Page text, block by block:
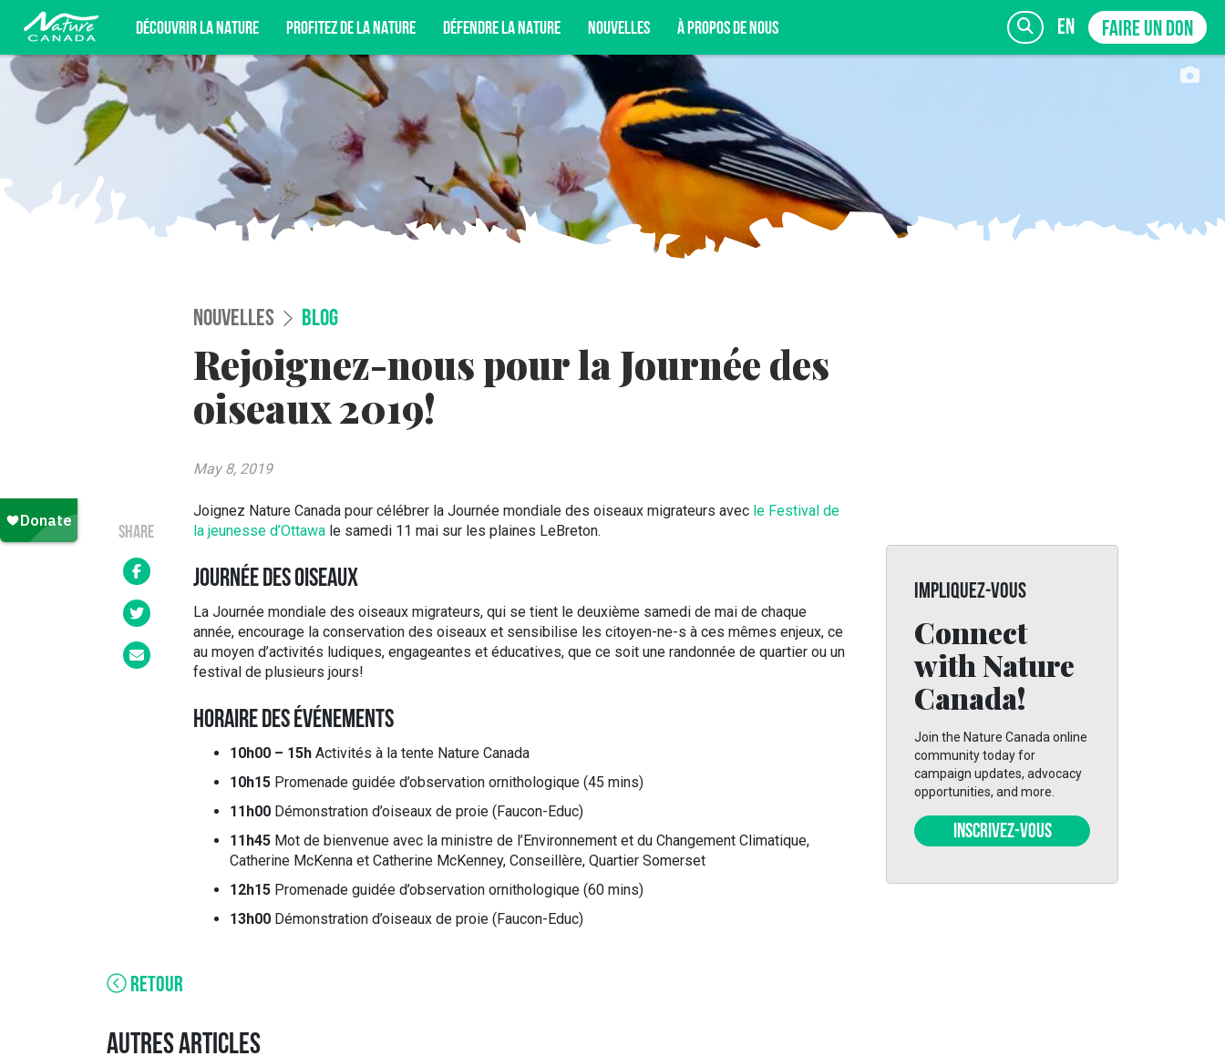
DÉCOUVRIR LA NATURE PROFITEZ DE LA NATURE DÉFENDRE LA NATURE NOUVELLES À PROPOS DE NOUS en FAIRE UN DON
INSCRIVEZ-VOUS POUR ÊTRE AU FAIT DE NOS CAMPAGNES, DE NOS ACTIVITÉS DE
DÉFENSE DE LA NATURE, ET PLUS ENCORE.
NOUVELLES BLOG
Rejoignez-nous pour la Journée des
oiseaux 2019!
May 8, 2019
SHARE
Joignez Nature Canada pour célébrer la Journée mondiale des oiseaux migrateurs avec le Festival de
la jeunesse d’Ottawa le samedi 11 mai sur les plaines LeBreton.
JOURNÉE DES OISEAUX
La Journée mondiale des oiseaux migrateurs, qui se tient le deuxième samedi de mai de chaque
année, encourage la conservation des oiseaux et sensibilise les citoyen-ne-s à ces mêmes enjeux, ce
au moyen d’activités ludiques, engageantes et éducatives, que ce soit une randonnée de quartier ou un
festival de plusieurs jours!
HORAIRE DES ÉVÉNEMENTS
10h00 – 15h Activités à la tente Nature Canada
10h15 Promenade guidée d’observation ornithologique (45 mins)
11h00 Démonstration d’oiseaux de proie (Faucon-Educ)
11h45 Mot de bienvenue avec la ministre de l’Environnement et du Changement Climatique,
Catherine McKenna et Catherine McKenney, Conseillère, Quartier Somerset
12h15 Promenade guidée d’observation ornithologique (60 mins)
13h00 Démonstration d’oiseaux de proie (Faucon-Educ)
IMPLIQUEZ-VOUS
Connect
with Nature
Canada!
Join the Nature Canada online
community today for
campaign updates, advocacy
opportunities, and more.
INSCRIVEZ-VOUS
RETOUR
AUTRES ARTICLES